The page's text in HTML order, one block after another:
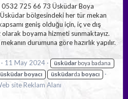
0532 725 66 73 Üsküdar Boya
bölgesindeki her tür mekan
geniş olduğu için, iç ve dış
olarak boyama hizmeti sunmaktayız.
durumuna göre hazırlık yapılır.
11 May 2024 üsküdar boya badana
üsküdar boyacı üsküdarda boyacı
site Reklam Alanı